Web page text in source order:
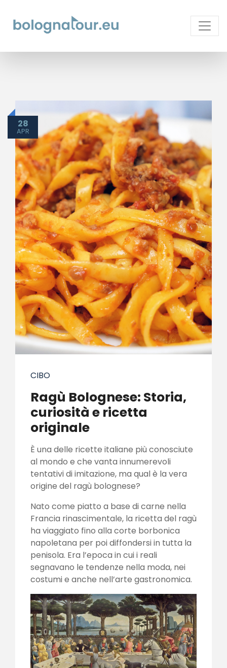
28
APR
CIBO
Ragù Bolognese: Storia,
curiosità e ricetta
originale
È una delle ricette italiane più conosciute
al mondo e che vanta innumerevoli
tentativi di imitazione, ma qual è la vera
origine del ragù bolognese?
Nato come piatto a base di carne nella
Francia rinascimentale, la ricetta del ragù
ha viaggiato fino alla corte borbonica
napoletana per poi diffondersi in tutta la
penisola. Era l’epoca in cui i reali
segnavano le tendenze nella moda, nei
costumi e anche nell’arte gastronomica.